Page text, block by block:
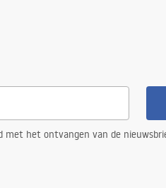
het ontvangen van de